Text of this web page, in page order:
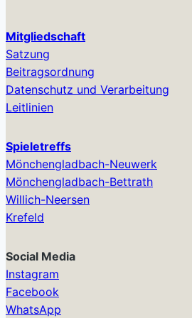
Mitgliedschaft
Satzung
Beitragsordnung
Datenschutz und Verarbeitung
Leitlinien
Spieletreffs
Mönchengladbach-Neuwerk
Mönchengladbach-Bettrath
Willich-Neersen
Krefeld
Social Media
Instagram
Facebook
WhatsApp